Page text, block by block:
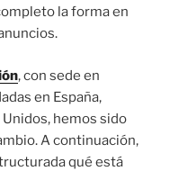
la forma en
, con sede en
en España,
hemos sido
A continuación,
qué está